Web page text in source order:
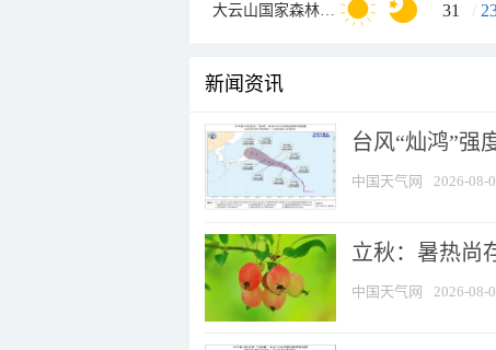
大云山国家森林公园 31 /
新闻资讯
台风“灿鸿”强
中国天气网 2026-08-
立秋：暑热尚
中国天气网 2026-08-